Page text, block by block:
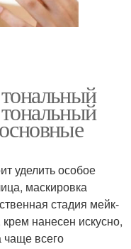
уделить особое
маскировка
стадия мейк-
нанесен искусно,
чаще всего